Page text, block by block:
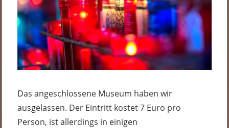
Das angeschlossene Museum haben wir
ausgelassen. Der Eintritt kostet 7 Euro pro
Person, ist allerdings in einigen